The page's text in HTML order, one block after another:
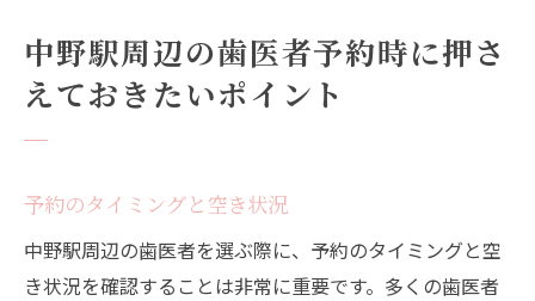
中野駅周辺の歯医者予約時に押さ
えておきたいポイント
予約のタイミングと空き状況
中野駅周辺の歯医者を選ぶ際に、予約のタイミングと空
き状況を確認することは非常に重要です。多くの歯医者